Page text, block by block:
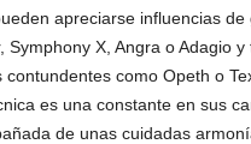
apreciarse influencias
Symphony X, Angra o Adagio
contundentes como Opeth o
es una constante en sus
de unas cuidadas